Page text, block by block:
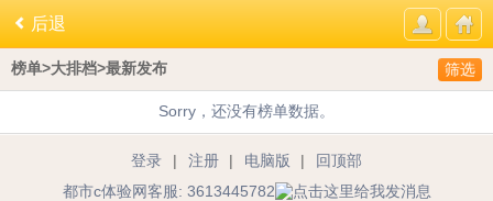
后退
筛选
榜单>大排档>最新发布
Sorry，还没有榜单数据。
登录 | 注册 | 电脑版 |
回顶部
都市c体验网客服: 3613445782